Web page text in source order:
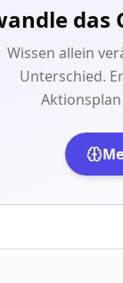
das
Wissen allein
Unterschied.